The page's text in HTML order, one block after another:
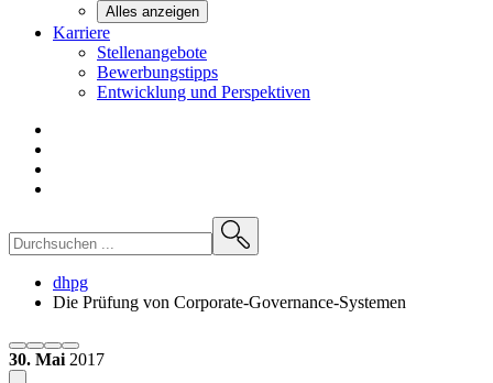
Alles anzeigen
Karriere
Stellenangebote
Bewerbungstipps
Entwicklung und Perspektiven
dhpg
Die Prüfung von Corporate-Governance-Systemen
30. Mai 2017